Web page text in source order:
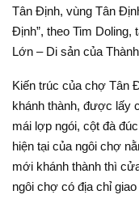
Tân Định, vùng Tân
Định”, theo Tim Doling,
Lớn – Di sản của
Kiến trúc của chợ Tân
khánh thành, được lấy
mái lợp ngói, cột đà
hiện tại của ngôi chợ
mới khánh thành thì
ngôi chợ có địa chỉ